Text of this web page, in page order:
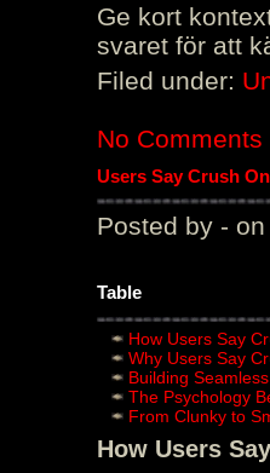
Ge kort
svaret för att
Filed under:
No Comments
Users Say Crush
Posted by - on
Table
How Users Say
Why Users Say
Building
The Psychology
From Clunky to
How Users